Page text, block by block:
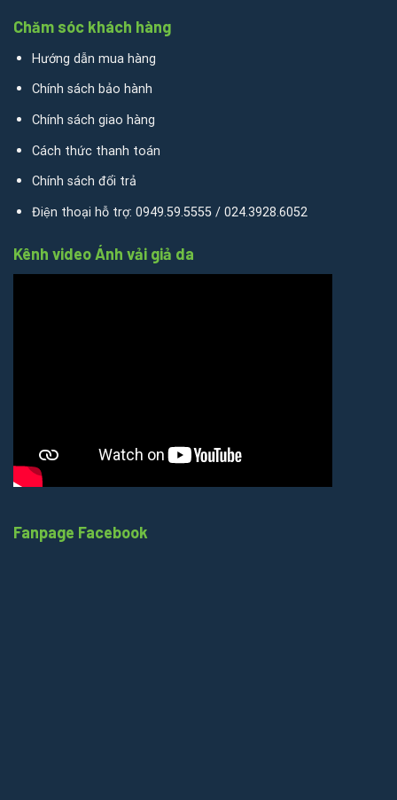
Chăm sóc khách hàng
Hướng dẫn mua hàng
Chính sách bảo hành
Chính sách giao hàng
Cách thức thanh toán
Chính sách đổi trả
Điện thoại hỗ trợ: 0949.59.5555 / 024.3928.6052
Kênh video Ánh vải giả da
Fanpage Facebook